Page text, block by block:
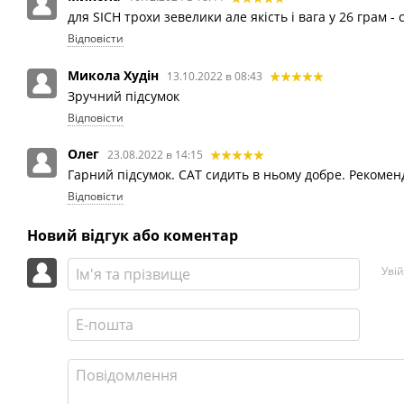
для SICH трохи зевелики але якість і вага у 26 грам -
Відповісти
Микола Худін 13.10.2022 в 08:43
Зручний підсумок
Відповісти
Олег 23.08.2022 в 14:15
Гарний підсумок. CAT сидить в ньому добре.
Відповісти
Новий відгук або коментар